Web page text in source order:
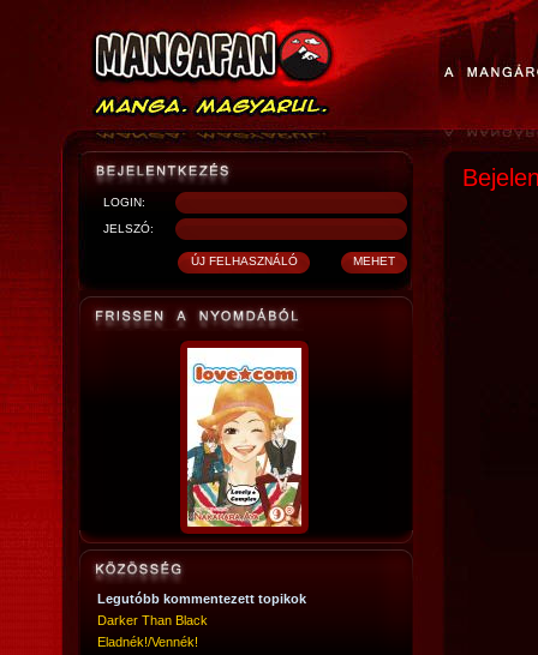
LOGIN:
JELSZÓ:
Legutóbb kommentezett topikok
Darker Than Black
Eladnék!/Vennék!